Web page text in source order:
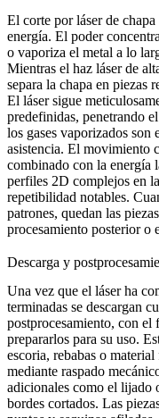
El corte por láser de
energía. El poder
o vaporiza el metal a lo
Mientras el haz láser de
separa la chapa en piezas
El láser sigue
predefinidas, penetrando
los gases vaporizados son
asistencia. El movimiento
combinado con la energía
perfiles 2D complejos en
repetibilidad notables.
patrones, quedan las
procesamiento posterior o
Descarga y
Una vez que el láser ha
terminadas se descargan
postprocesamiento, con
prepararlos para su uso.
escoria, rebabas o
mediante raspado
adicionales como el lijado
bordes cortados. Las